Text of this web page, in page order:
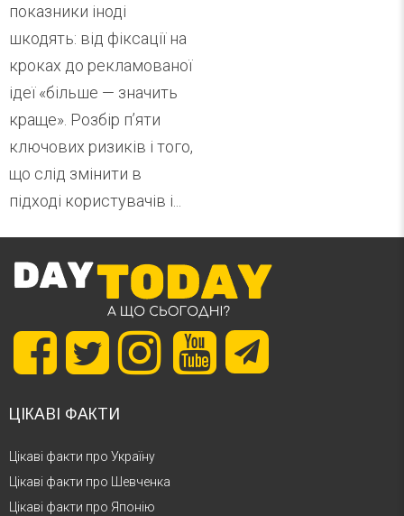
показники іноді
шкодять: від фіксації на
кроках до рекламованої
ідеї «більше — значить
краще». Розбір п’яти
ключових ризиків і того,
що слід змінити в
підході користувачів і...
ЦІКАВІ ФАКТИ
Цікаві факти про Україну
Цікаві факти про Шевченка
Цікаві факти про Японію